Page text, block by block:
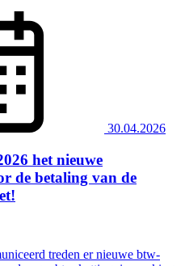
30.04.2026
het nieuwe
de betaling van de
treden er nieuwe btw-